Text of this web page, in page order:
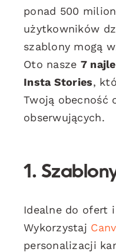
ponad 500
użytkowników
szablony mogą
Oto nasze 7
Insta Stories,
Twoją obecność
obserwujących.
1.
Idealne do ofert
Wykorzystaj
personalizacji